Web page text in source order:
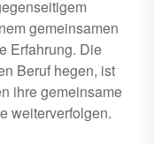
gemeinsamen
Erfahrung. Die
Beruf hegen, ist
ihre gemeinsame
weiterverfolgen.